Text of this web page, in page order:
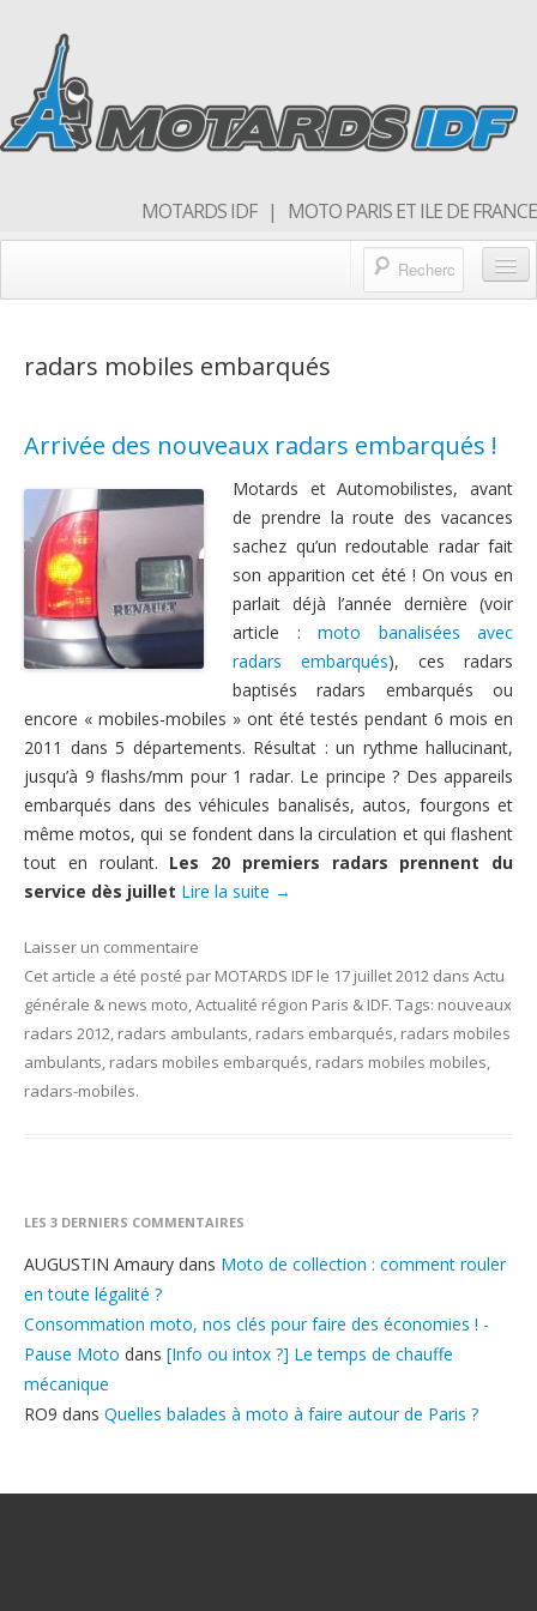
MOTARDS IDF | MOTO PARIS ET ILE DE FRANCE
Forum
Rejoins nous
Nous contacter
radars mobiles embarqués
Arrivée des nouveaux radars embarqués !
Motards et Automobilistes, avant
de prendre la route des vacances
sachez qu’un redoutable radar fait
son apparition cet été ! On vous en
parlait déjà l’année dernière (voir
article : moto banalisées avec
radars embarqués), ces radars
baptisés radars embarqués ou
encore « mobiles-mobiles » ont été testés pendant 6 mois en
2011 dans 5 départements. Résultat : un rythme hallucinant,
jusqu’à 9 flashs/mm pour 1 radar. Le principe ? Des appareils
embarqués dans des véhicules banalisés, autos, fourgons et
même motos, qui se fondent dans la circulation et qui flashent
tout en roulant. Les 20 premiers radars prennent du
service dès juillet Lire la suite →
Laisser un commentaire
Cet article a été posté par MOTARDS IDF le 17 juillet 2012 dans Actu
générale & news moto,Actualité région Paris & IDF. Tags: nouveaux
radars 2012, radars ambulants, radars embarqués, radars mobiles
ambulants, radars mobiles embarqués, radars mobiles mobiles,
radars-mobiles.
LES 3 DERNIERS COMMENTAIRES
AUGUSTIN Amaury dans Moto de collection : comment rouler
en toute légalité ?
Consommation moto, nos clés pour faire des économies ! -
Pause Moto dans [Info ou intox ?] Le temps de chauffe
mécanique
RO9 dans Quelles balades à moto à faire autour de Paris ?